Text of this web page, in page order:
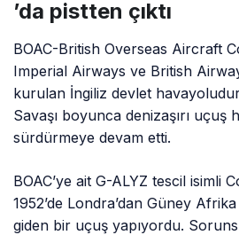
’da pistten çıktı
BOAC-British Overseas Aircraft
Imperial Airways ve British
kurulan İngiliz devlet
Savaşı boyunca denizaşırı uçuş
sürdürmeye devam etti.
BOAC’ye ait G-ALYZ tescil isimli
1952’de Londra’dan Güney
giden bir uçuş yapıyordu.